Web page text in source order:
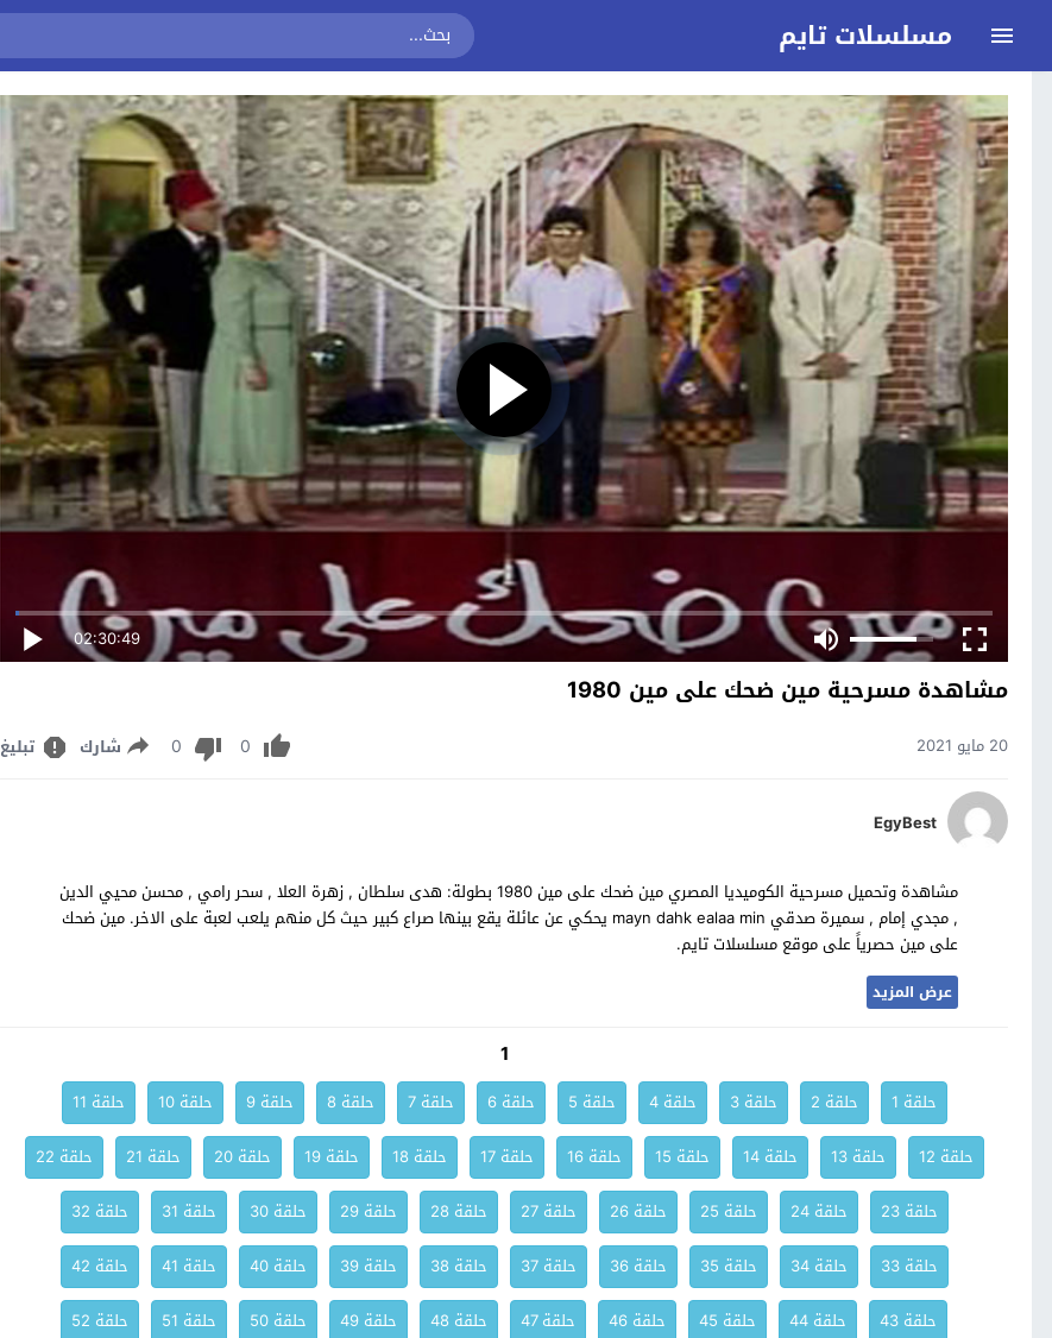
مسلسلات تايم
02:30:49
مشاهدة مسرحية مين ضحك على مين 1980
20 مايو 2021 0
0 شارك تبليغ
EgyBest
مشاهدة وتحميل مسرحية الكوميديا المصري مين ضحك على مين 1980 بطولة: هدى سلطان , زهرة العلا , سحر رامي , محسن محيي الدين
, مجدي إمام , سميرة صدقي mayn dahk ealaa min يحكي عن عائلة يقع بينها صراع كبير حيث كل منهم يلعب لعبة على الاخر. مين ضحك
على مين حصرياً على موقع مسلسلات تايم.
عرض المزيد
1
حلقة 1 حلقة 2 حلقة 3 حلقة 4 حلقة 5 حلقة 6 حلقة 7 حلقة 8 حلقة 9 حلقة 10
حلقة 11
حلقة 12
حلقة 13 حلقة 14 حلقة 15 حلقة 16 حلقة 17 حلقة 18 حلقة 19 حلقة 20 حلقة 21
حلقة 22
حلقة 23
حلقة 24 حلقة 25 حلقة 26 حلقة 27 حلقة 28 حلقة 29 حلقة 30 حلقة 31
حلقة 32
حلقة 33
حلقة 34 حلقة 35 حلقة 36 حلقة 37 حلقة 38 حلقة 39 حلقة 40 حلقة 41
حلقة 42
حلقة 43
حلقة 44 حلقة 45 حلقة 46 حلقة 47 حلقة 48 حلقة 49 حلقة 50 حلقة 51
حلقة 52